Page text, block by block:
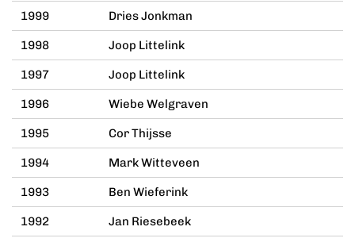
1999 Dries Jonkman
1998 Joop Littelink
1997 Joop Littelink
1996 Wiebe Welgraven
1995 Cor Thijsse
1994 Mark Witteveen
1993 Ben Wieferink
1992 Jan Riesebeek